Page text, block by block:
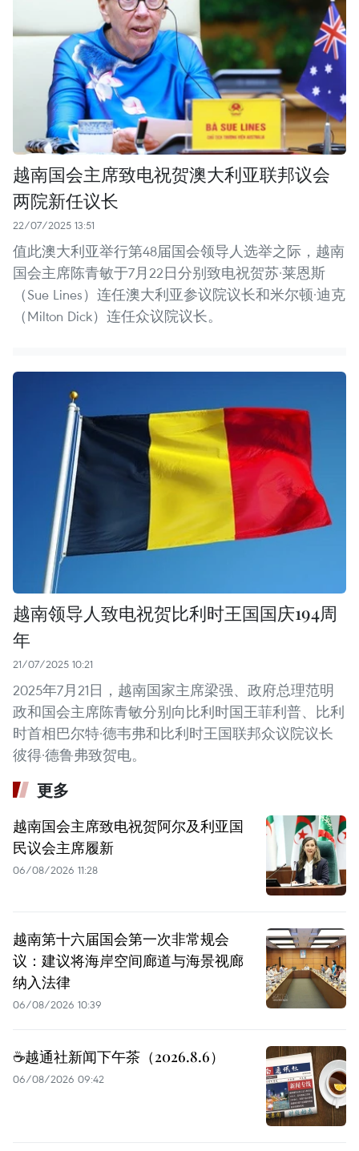
越南国会主席致电祝贺澳大利亚联邦议会
两院新任议长
22/07/2025 13:51
值此澳大利亚举行第48届国会领导人选举之际，越南
国会主席陈青敏于7月22日分别致电祝贺苏·莱恩斯
（Sue Lines）连任澳大利亚参议院议长和米尔顿·迪克
（Milton Dick）连任众议院议长。
越南领导人致电祝贺比利时王国国庆194周
年
21/07/2025 10:21
2025年7月21日，越南国家主席梁强、政府总理范明
政和国会主席陈青敏分别向比利时国王菲利普、比利
时首相巴尔特·德韦弗和比利时王国联邦众议院议长
彼得·德鲁弗致贺电。
更多
越南国会主席致电祝贺阿尔及利亚国
民议会主席履新
06/08/2026 11:28
越南第十六届国会第一次非常规会
议：建议将海岸空间廊道与海景视廊
纳入法律
06/08/2026 10:39
☕️越通社新闻下午茶（2026.8.6）
06/08/2026 09:42